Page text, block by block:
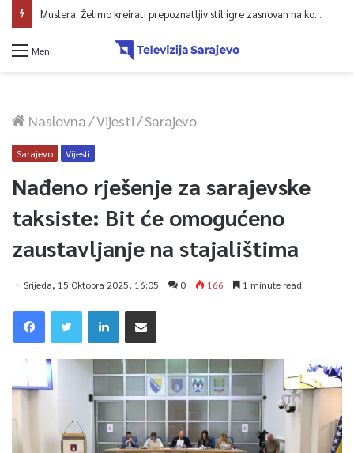
Muslera: Želimo kreirati prepoznatljiv stil igre zasnovan na kontroli lopte
Meni
Naslovna/Vijesti/Sarajevo
Sarajevo Vijesti
Nađeno rješenje za sarajevske
taksiste: Bit će omogućeno
zaustavljanje na stajalištima
Srijeda, 15 Oktobra 2025, 16:05 0 166 1 minute read